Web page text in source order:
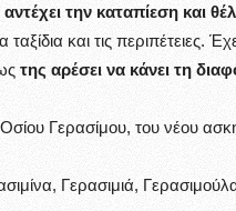
την καταπίεση και
ταξίδια και τις περιπέτειες.
της αρέσει να κάνει τη
Γερασίμου, του νέου
Γερασιμιά,